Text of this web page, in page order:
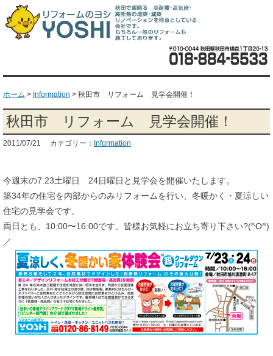
ホーム > Information > 秋田市 リフォーム 見学会開催！
秋田市 リフォーム 見学会開催！
2011/07/21 カテゴリー： Information
今週末の7.23土曜日 24日曜日と見学会を開催いたします。
築34年の住宅を内部からのみリフォームを行い、冬暖かく・夏涼しい
住宅の見学会です。
両日とも、10:00〜16:00です。皆様お気軽にお立ち寄り下さい?(^O^)
／